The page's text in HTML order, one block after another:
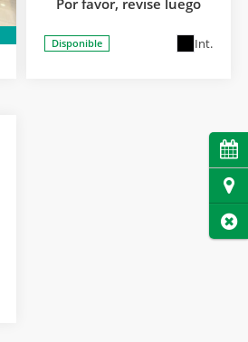
Modelo:TPB26A
Disponible Int.